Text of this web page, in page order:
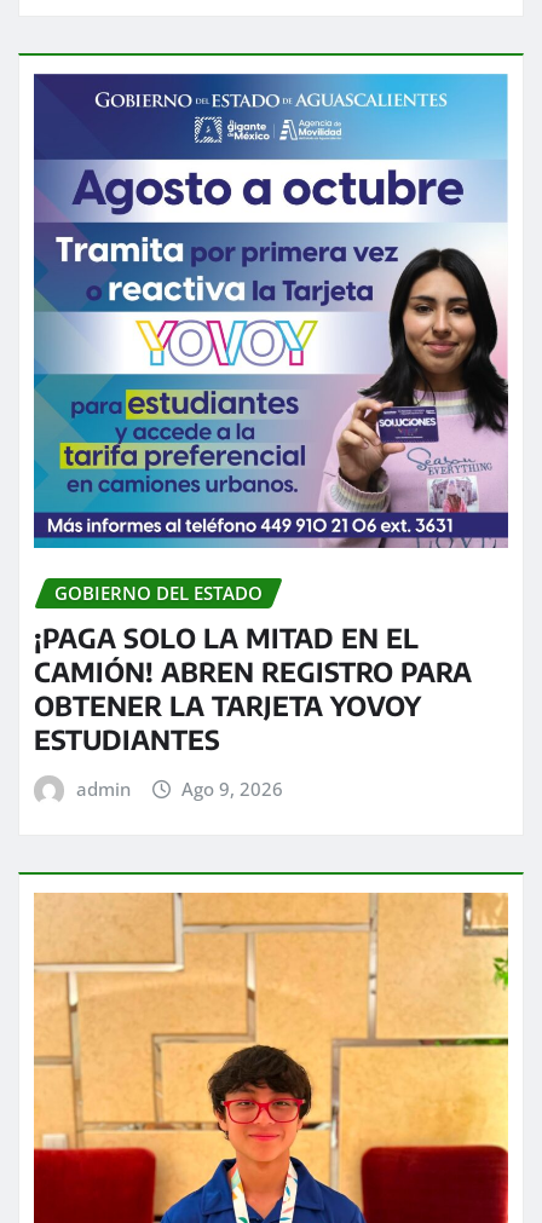
GOBIERNO DEL ESTADO
¡PAGA SOLO LA MITAD EN EL
CAMIÓN! ABREN REGISTRO PARA
OBTENER LA TARJETA YOVOY
ESTUDIANTES
admin Ago 9, 2026